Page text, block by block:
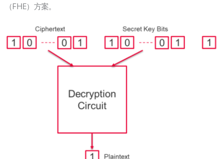
（FHE）方案。